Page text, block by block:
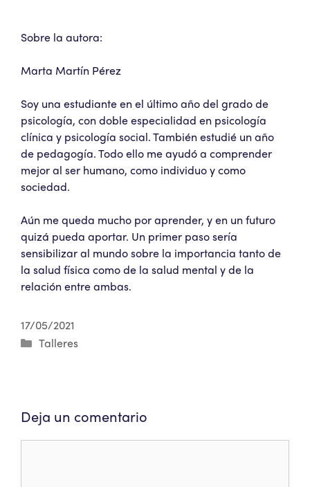
Sobre la autora:
Marta Martín Pérez
Soy una estudiante en el último año del grado de
psicología, con doble especialidad en psicología
clínica y psicología social. También estudié un año
de pedagogía. Todo ello me ayudó a comprender
mejor al ser humano, como individuo y como
sociedad.
Aún me queda mucho por aprender, y en un futuro
quizá pueda aportar. Un primer paso sería
sensibilizar al mundo sobre la importancia tanto de
la salud física como de la salud mental y de la
relación entre ambas.
17/05/2021
Categorías
Talleres
Deja un comentario